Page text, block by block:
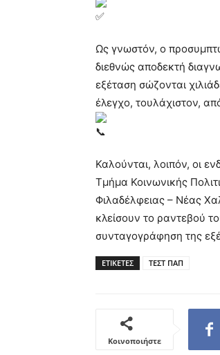
Ως γνωστόν, ο
διεθνώς αποδεκτή
εξέταση σώζονται
έλεγχο, τουλάχιστον,
Καλούνται, λοιπόν, οι
Τμήμα Κοινωνικής
Φιλαδέλφειας – Νέας
κλείσουν το ραντεβού
συνταγογράφηση της
ΕΤΙΚΕΤΕΣ ΤΕΣΤ ΠΑΠ
Κοινοποιήστε